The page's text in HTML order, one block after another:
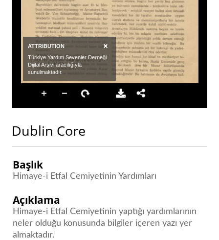
Dublin Core
Başlık
Himaye-i Etfal Cemiyetinin Yardımları
Açıklama
Himaye-i Etfal Cemiyetinin yaptığı yardımlarının
neler olduğu konusunda bilgiler içeren yazı yer
almaktadır.